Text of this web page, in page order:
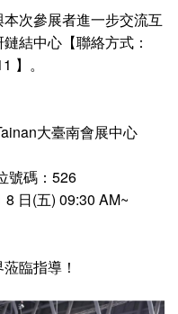
次參展者進一步交流互
結中心【聯絡方式：
】。
大臺南會展中心
號碼：526
日(五) 09:30 AM~
臨指導！